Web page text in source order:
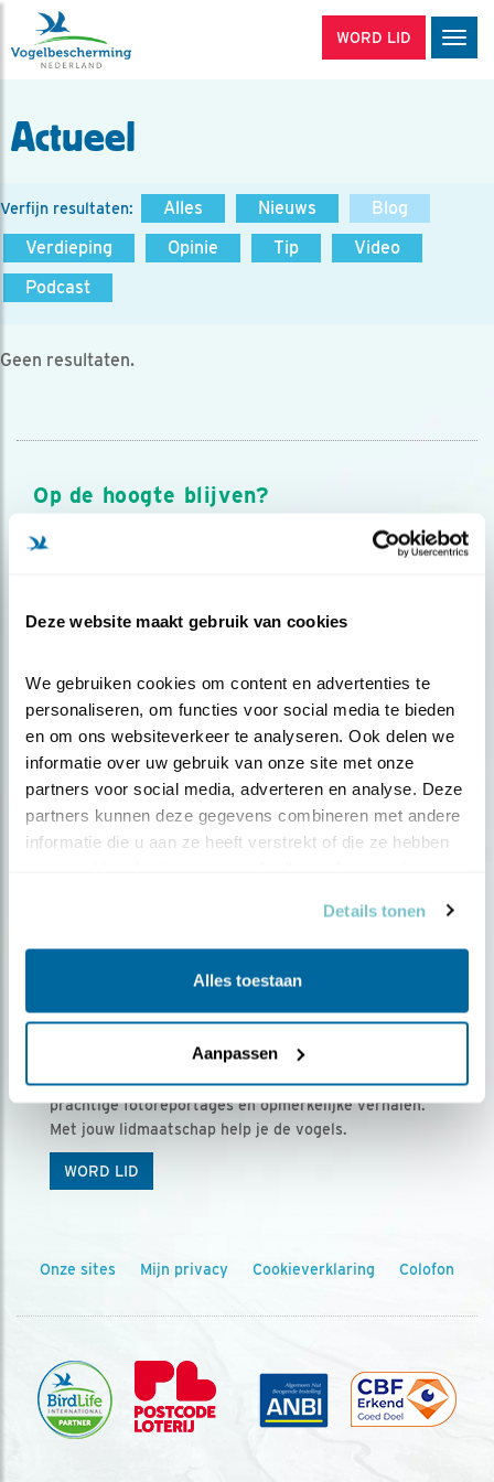
Deze website maakt gebruik van cookies
We gebruiken cookies om content en advertenties te
personaliseren, om functies voor social media te bieden
en om ons websiteverkeer te analyseren. Ook delen we
informatie over uw gebruik van onze site met onze
partners voor social media, adverteren en analyse. Deze
partners kunnen deze gegevens combineren met andere
informatie die u aan ze heeft verstrekt of die ze hebben
Details tonen
Alles toestaan
Aanpassen
WORD LID
Actueel
Verfijn resultaten: Alles Nieuws
Blog
Verdieping
Opinie Tip
Video
Podcast
Geen resultaten.
Op de hoogte blijven?
Meld je aan en ontvang nieuws, inspiratie, acties en tips
over vogels en activiteiten van Vogelbescherming.
Ontvang 5 x Vogels voor € 36,00 per jaar
Vogels is het tijdschrift voor onze leden, met
prachtige fotoreportages en opmerkelijke verhalen.
Met jouw lidmaatschap help je de vogels.
WORD LID
Onze sites Mijn privacy Cookieverklaring Colofon